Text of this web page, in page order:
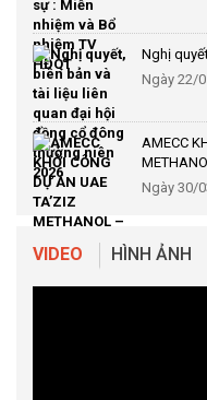
Nghị
Ngày 22/
AMECC
Ngày 30/
VIDEO HÌNH ẢNH